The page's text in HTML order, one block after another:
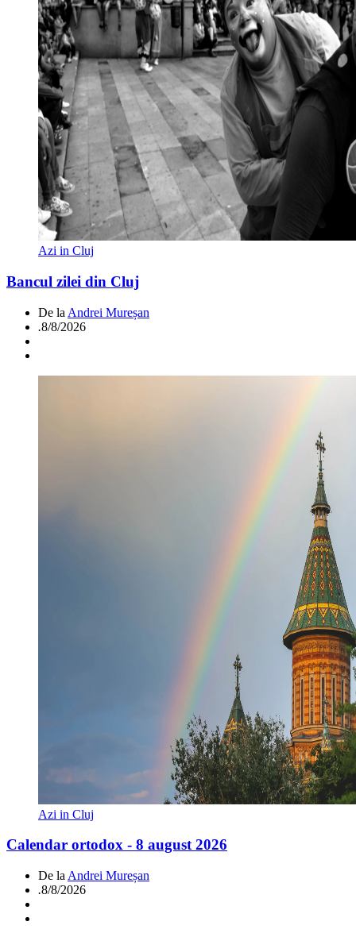
Azi in Cluj
Bancul zilei din Cluj
De la Andrei Mureșan
.8/8/2026
Azi in Cluj
Calendar ortodox - 8 august 2026
De la Andrei Mureșan
.8/8/2026